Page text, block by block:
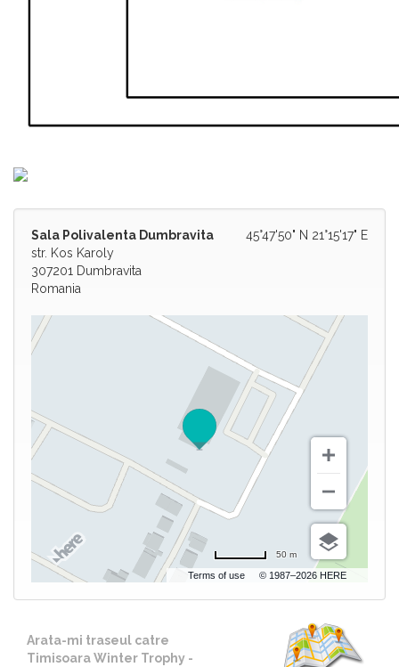
45°47'50" N 21°15'17" E
Sala Polivalenta Dumbravita
str. Kos Karoly
307201 Dumbravita
Romania
Terms of use © 1987–2026 HERE
50 m
Arata-mi traseul catre
Timisoara Winter Trophy -